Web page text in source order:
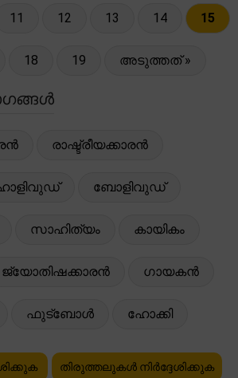
11 12 13 14 15
18 19 അടുത്തത് »
രാഷ്ട്രീയക്കാരൻ
ബോളിവുഡ്
സാഹിത്യം കായികം
ജ്യോതിഷക്കാരൻ ഗായകൻ
ഫുട്ബോൾ ഹോക്കി
തിരുത്തലുകൾ നിർദ്ദേശിക്കുക